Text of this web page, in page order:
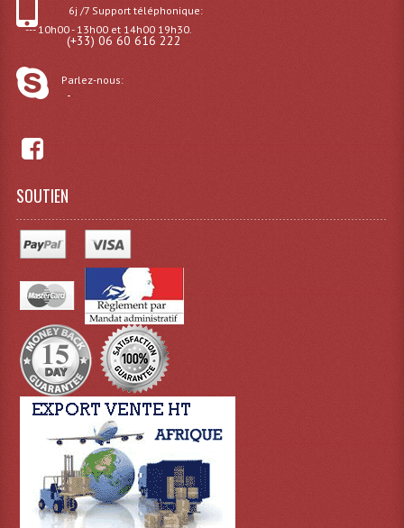
Electronique Commande Light
Blocs De Puissance
Guirlandes Lumineuse
Gyrophares À Leds
Lampes Ampoules
Ampoules - Tubes Lumière Noire Black Gun
Lampes À Décharges
Lampes Dichroique
6j /7 Support téléphonique:
--- 10h00 - 13h00 et 14h00 19h30.
(+33) 06 60 616 222
Parlez-nous:
-
SOUTIEN